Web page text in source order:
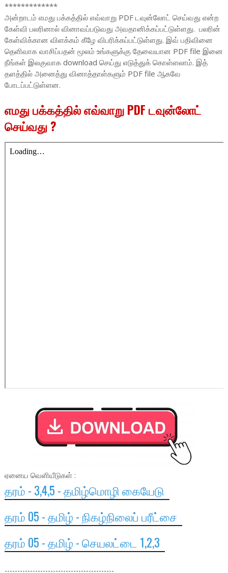
*************
அன்றாடம் எமது பக்கத்தில் எவ்வாறு PDF டவுன்லோட் செய்வது என்ற
கேள்வி பலரினால் வினாவப்படுவது அவதானிக்கப்பட்டுள்ளது. பலரின்
கேள்விக்கான விளக்கம் கீழே விபரிக்கப்பட்டுள்ளது. இவ் பதிவினை
தெளிவாக வாசிப்பதன் மூலம் உங்களுக்கு தேவையான PDF file இனை
நீங்கள் இலகுவாக download செய்து எடுத்துக் கொள்ளலாம். இத்
தளத்தில் அனைத்து வினாத்தாள்களும் PDF file ஆகவே
போடப்பட்டுள்ளன.
எமது பக்கத்தில் எவ்வாறு PDF டவுன்லோட்
செய்வது ?
ஏனைய வெளியீடுகள் :
தரம் - 3,4,5 - தமிழ்மொழி கையேடு
தரம் 05 - தமிழ் - நிகழ்நிலைப் பரீட்சை
தரம் 05 - தமிழ் - செயலட்டை 1,2,3
-------------------------------------------